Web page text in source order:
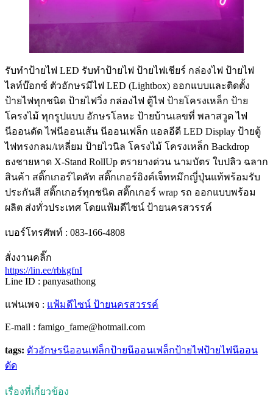
รับทําป้ายไฟ LED รับทำป้ายไฟ ป้ายไฟเชียร์ กล่องไฟ ป้ายไฟ
ไลท์บ๊อกซ์ ตัวอักษรมีไฟ LED (Lightbox) ออกแบบและติดตั้ง
ป้ายไฟทุกชนิด ป้ายไฟวิ่ง กล่องไฟ ตู้ไฟ ป้ายโครงเหล็ก ป้าย
โครงไม้ ทุกรูปแบบ อักษรโลหะ ป้ายบ้านเลขที่ พลาสวูด ไฟ
นีออนดัด ไฟนีออนเส้น นีออนเฟล็ก แอลอีดี LED Display ป้ายตู้
ไฟทรงกลม/เหลี่ยม ป้ายไวนิล โครงไม้ โครงเหล็ก Backdrop
ธงชายหาด X-Stand RollUp ตรายางด่วน นามบัตร ใบปลิว ฉลาก
สินค้า สติ๊กเกอร์ไดคัท สติ๊กเกอร์อิงค์เจ็ทหมึกญี่ปุ่นแท้พร้อมรับ
ประกันสี สติ๊กเกอร์ทุกชนิด สติ๊กเกอร์ wrap รถ ออกแบบพร้อม
ผลิต ส่งทั่วประเทศ โดยแฟ้มดีไซน์ ป้ายนครสวรรค์
เบอร์โทรศัพท์ : 083-166-4808
สั่งงานคลิ๊ก
https://lin.ee/rbkgfnI
Line ID : panyasathong
แฟนเพจ : แฟ้มดีไซน์ ป้ายนครสวรรค์
E-mail : famigo_fame@hotmail.com
tags: ตัวอักษรนีออนเฟล็กป้ายนีออนเฟล็กป้ายไฟป้ายไฟนีออน
ดัด
เรื่องที่เกี่ยวข้อง